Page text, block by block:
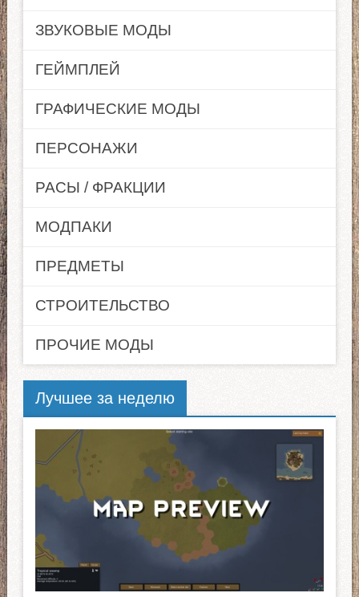
ЗВУКОВЫЕ МОДЫ
ГЕЙМПЛЕЙ
ГРАФИЧЕСКИЕ МОДЫ
ПЕРСОНАЖИ
РАСЫ / ФРАКЦИИ
МОДПАКИ
ПРЕДМЕТЫ
СТРОИТЕЛЬСТВО
ПРОЧИЕ МОДЫ
Лучшее за неделю